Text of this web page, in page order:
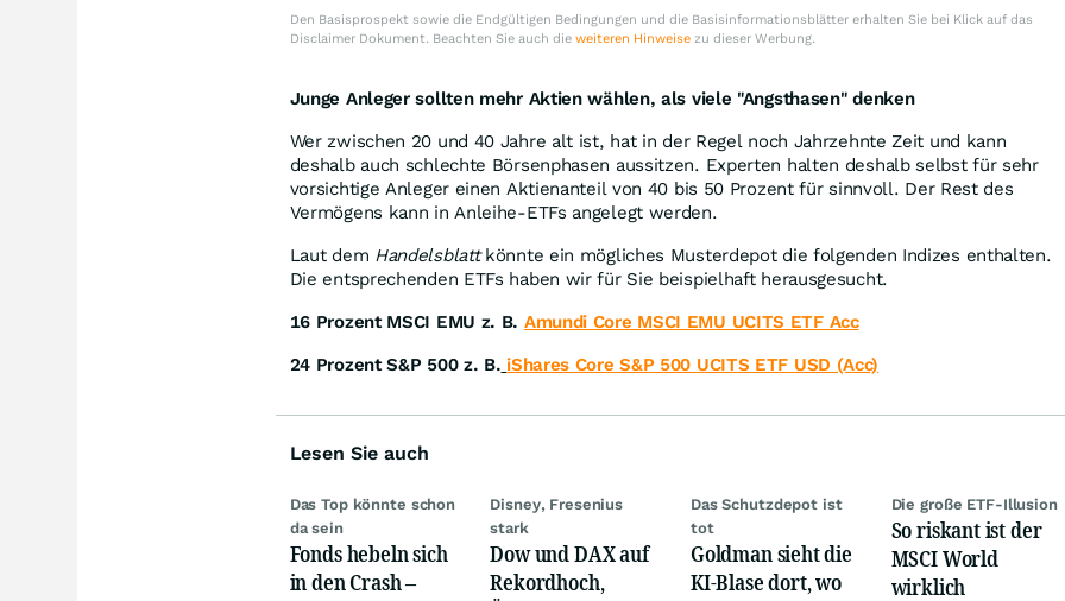
Den Basisprospekt sowie die Endgültigen Bedingungen und die Basisinformationsblätter erhalten Sie bei Klick auf das
Disclaimer Dokument. Beachten Sie auch die weiteren Hinweisezu dieser Werbung.
Junge Anleger sollten mehr Aktien wählen, als viele "Angsthasen" denken
Wer zwischen 20 und 40 Jahre alt ist, hat in der Regel noch Jahrzehnte Zeit und kann
deshalb auch schlechte Börsenphasen aussitzen. Experten halten deshalb selbst für sehr
vorsichtige Anleger einen Aktienanteil von 40 bis 50 Prozent für sinnvoll. Der Rest des
Vermögens kann in Anleihe-ETFs angelegt werden.
Laut dem Handelsblattkönnte ein mögliches Musterdepot die folgenden Indizes enthalten.
Die entsprechenden ETFs haben wir für Sie beispielhaft herausgesucht.
16 Prozent MSCI EMU z. B. Amundi Core MSCI EMU UCITS ETF Acc
24 Prozent S&P 500 z. B. iShares Core S&P 500 UCITS ETF USD (Acc)
Lesen Sie auch
Das Top könnte schon
da sein
Fonds hebeln sich
in den Crash –
Disney, Fresenius
stark
Dow und DAX auf
Rekordhoch,
Das Schutzdepot ist
tot
Goldman sieht die
KI-Blase dort, wo
Die große ETF-Illusion
So riskant ist der
MSCI World
wirklich